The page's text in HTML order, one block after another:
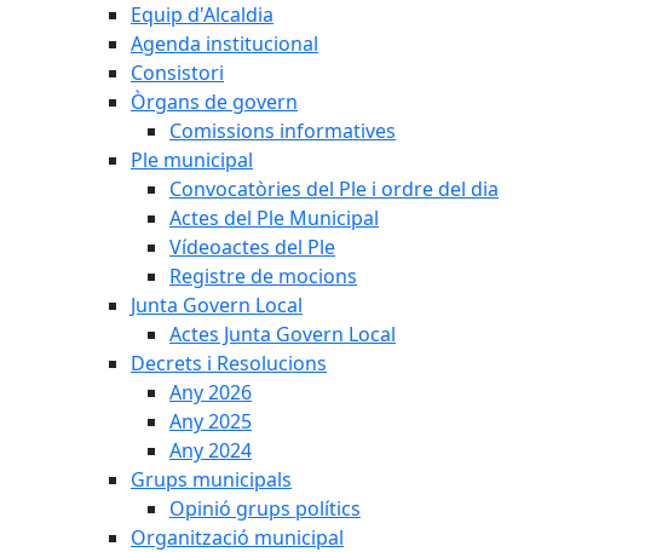
Equip d'Alcaldia
Agenda institucional
Consistori
Òrgans de govern
Comissions informatives
Ple municipal
Convocatòries del Ple i ordre del dia
Actes del Ple Municipal
Vídeoactes del Ple
Registre de mocions
Junta Govern Local
Actes Junta Govern Local
Decrets i Resolucions
Any 2026
Any 2025
Any 2024
Grups municipals
Opinió grups polítics
Organització municipal